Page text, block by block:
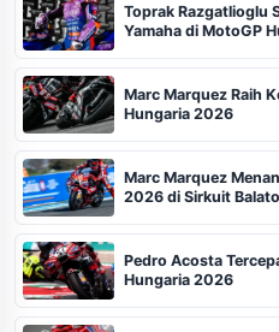
Toprak Razgatlioglu
Yamaha di MotoGP
Marc Marquez Raih
Hungaria 2026
Marc Marquez
2026 di Sirkuit
Pedro Acosta
Hungaria 2026